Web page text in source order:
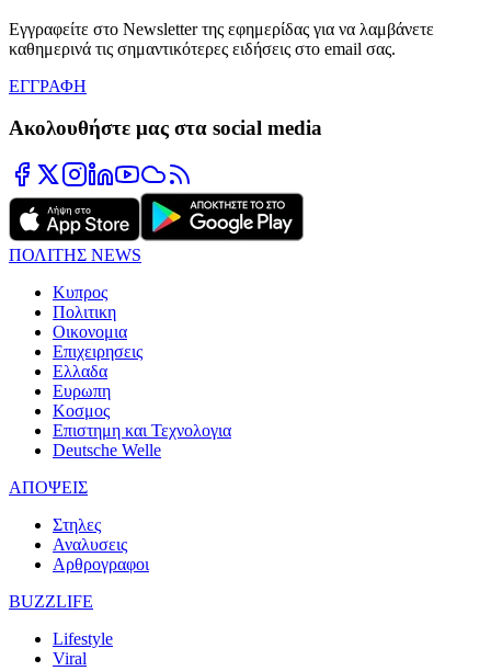
Εγγραφείτε στο Newsletter της εφημερίδας για να λαμβάνετε
καθημερινά τις σημαντικότερες ειδήσεις στο email σας.
ΕΓΓΡΑΦΗ
Ακολουθήστε μας στα social media
ΠΟΛΙΤΗΣ NEWS
Κυπρος
Πολιτικη
Οικονομια
Επιχειρησεις
Ελλαδα
Ευρωπη
Κοσμος
Επιστημη και Τεχνολογια
Deutsche Welle
ΑΠΟΨΕΙΣ
Στηλες
Αναλυσεις
Αρθρογραφοι
BUZZLIFE
Lifestyle
Viral